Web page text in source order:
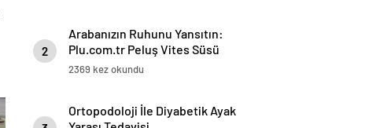
2
Arabanızın Ruhunu Yansıtın:
Plu.com.tr Peluş Vites Süsü
Modelleri
2369 kez okundu
Ortopodoloji İle Diyabetik Ayak